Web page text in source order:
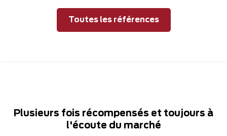
Toutes les références
Plusieurs fois récompensés et toujours à
l'écoute du marché